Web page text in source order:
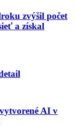
zvýšil počet
a získal
AI v